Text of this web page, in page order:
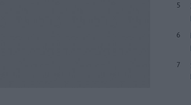
5
6
7